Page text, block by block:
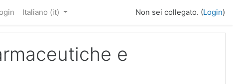
Italiano ‎(it)‎ Non sei collegato. (Login)
e